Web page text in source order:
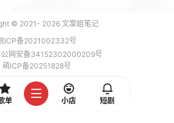
© 2021- 2026文案姐笔记
ICP备2021002332号
公网安备34152302000209号
萌ICP备20251828号
3 能，功耗 0.1671 焦耳
单 小店 短剧